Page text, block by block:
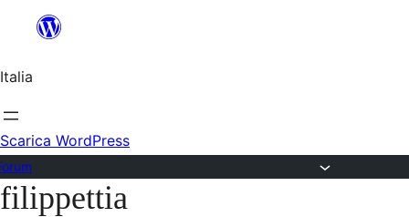
contenuto
Italia
Scarica WordPress
Vai
filippettia